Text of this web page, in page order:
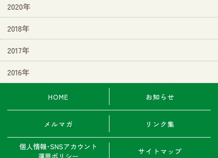
2020年
2018年
2017年
2016年
HOME お知らせ
メルマガ リンク集
個人情報･SNSアカウント
運用ポリシー
サイトマップ